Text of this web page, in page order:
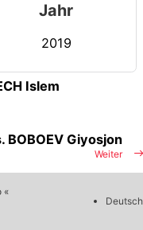
Jahr
2019
Islem
Weiter
BOBOEV Giyosjon
«
Deutsch